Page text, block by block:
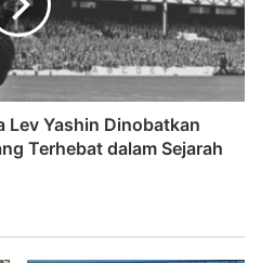
Lev Yashin Dinobatkan
Terhebat dalam Sejarah